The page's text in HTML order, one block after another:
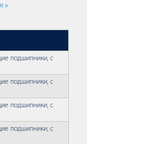
»
подшипники, с
подшипники, с
подшипники, с
подшипники, с